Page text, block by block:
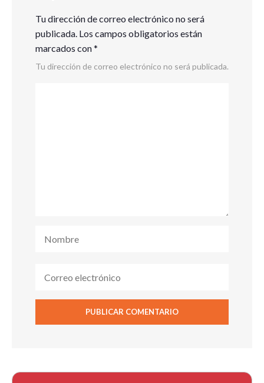
Tu dirección de correo electrónico no será
publicada. Los campos obligatorios están
marcados con*
Tu dirección de correo electrónico no será publicada.